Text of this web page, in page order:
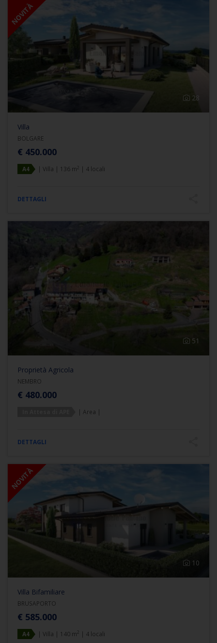
28
NOVITÀ
Villa
BOLGARE
€ 450.000
A4 | Villa | 136 m2 | 4 locali
DETTAGLI
51
Proprietà Agricola
NEMBRO
€ 480.000
| Area |
DETTAGLI
10
NOVITÀ
Villa Bifamiliare
BRUSAPORTO
€ 585.000
A4 | Villa | 140 m2 | 4 locali